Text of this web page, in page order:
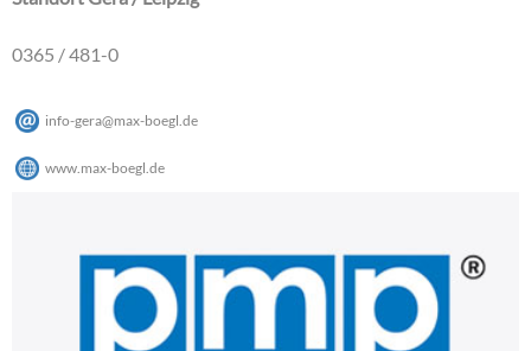
0365 / 481-0
info-gera@max-boegl de
www.max-boegl.de